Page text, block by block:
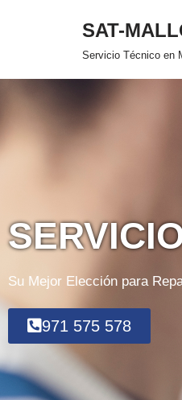
SAT-
Servicio Técnico en
Su Mejor Elección para
971 575 578